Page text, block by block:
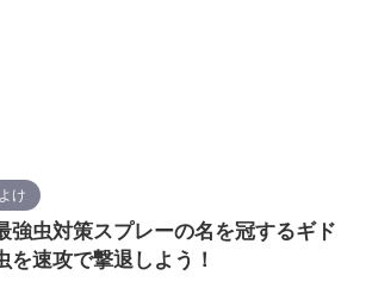
け
強虫対策スプレーの名を冠するギド
を速攻で撃退しよう！